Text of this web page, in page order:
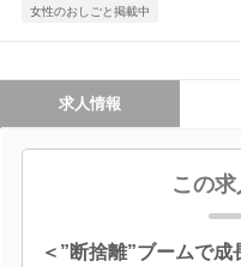
女性のおしごと掲載中
求人情報
この
＜”断捨離”ブームで